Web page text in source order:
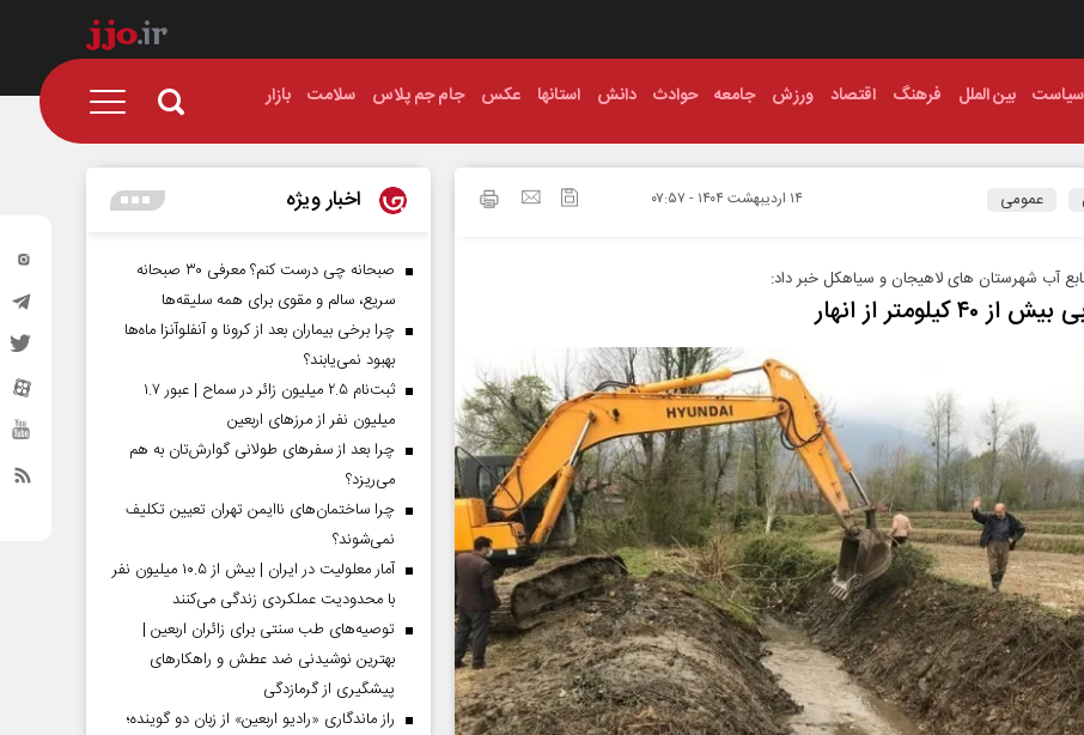
سیاست بین الملل فرهنگ اقتصاد ورزش جامعه حوادث دانش استانها عکس جام جم پلاس سلامت بازار
عمومی ۱۴ ارديبهشت ۱۴۰۴ - ۰۷:۵۷
آب شهرستان های لاهیجان و سیاهکل خبر داد:
۴۰ کیلومتر از انهار
اخبار ویژه
صبحانه چی درست کنم؟ معرفی ۳۰ صبحانه
سریع، سالم و مقوی برای همه سلیقه‌ها
چرا برخی بیماران بعد از کرونا و آنفلوآنزا ماه‌ها
بهبود نمی‌یابند؟
ثبت‌نام ۲.۵ میلیون زائر در سماح | عبور ۱.۷
میلیون نفر از مرز‌های اربعین
چرا بعد از سفرهای طولانی گوارش‌تان به هم
می‌ریزد؟
چرا ساختمان‌های ناایمن تهران تعیین تکلیف
نمی‌شوند؟
آمار معلولیت در ایران | بیش از ۱۰.۵ میلیون نفر
با محدودیت عملکردی زندگی می‌کنند
توصیه‌های طب سنتی برای زائران اربعین |
بهترین نوشیدنی ضد عطش و راهکارهای
پیشگیری از گرمازدگی
راز ماندگاری «رادیو اربعین» از زبان دو گوینده؛